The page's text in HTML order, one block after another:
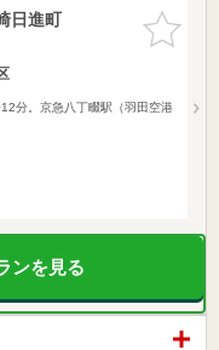
お気に入
りに追加
日進町
分。京急八丁畷駅（羽田空港
ンを見る